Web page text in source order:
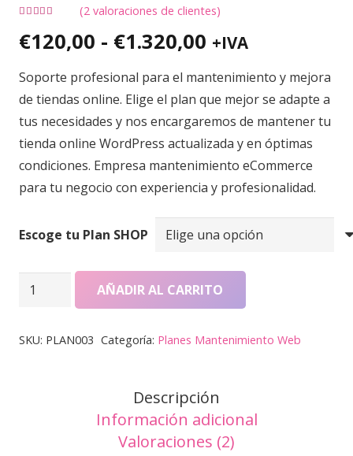
Valorado con
de 5 en base a
2
valoraciones de clientes
(2 valoraciones de clientes)
€120,00 - €1.320,00 Rango
precios:
desde
€120,00
hasta
€1.320,00
+IVA
Soporte profesional para el mantenimiento y mejora
de tiendas online. Elige el plan que mejor se adapte a
tus necesidades y nos encargaremos de mantener tu
tienda online WordPress actualizada y en óptimas
condiciones. Empresa mantenimiento eCommerce
para tu negocio con experiencia y profesionalidad.
Escoge tu Plan SHOP
Mantenimiento
Online
AÑADIR AL CARRITO
SKU: PLAN003 Categoría: Planes Mantenimiento Web
Descripción
Información adicional
Valoraciones (2)